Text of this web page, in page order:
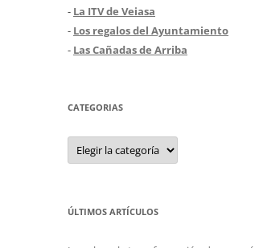
- La ITV de Veiasa
- Los regalos del Ayuntamiento
- Las Cañadas de Arriba
CATEGORIAS
Categorias
ÚLTIMOS ARTÍCULOS